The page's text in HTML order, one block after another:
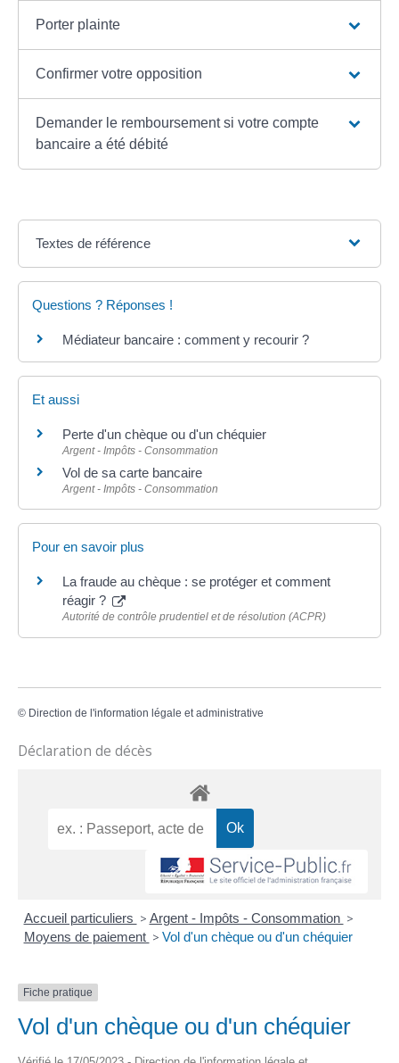
Porter plainte
Confirmer votre opposition
Demander le remboursement si votre compte
bancaire a été débité
Textes de référence
Questions ? Réponses !
Médiateur bancaire : comment y recourir ?
Et aussi
Perte d'un chèque ou d'un chéquier
Argent - Impôts - Consommation
Vol de sa carte bancaire
Argent - Impôts - Consommation
Pour en savoir plus
La fraude au chèque : se protéger et comment
réagir ?
Autorité de contrôle prudentiel et de résolution (ACPR)
© Direction de l'information légale et administrative
Déclaration de décès
Accueil particuliers > Argent - Impôts - Consommation >
Moyens de paiement > Vol d'un chèque ou d'un chéquier
Fiche pratique
Vol d'un chèque ou d'un chéquier